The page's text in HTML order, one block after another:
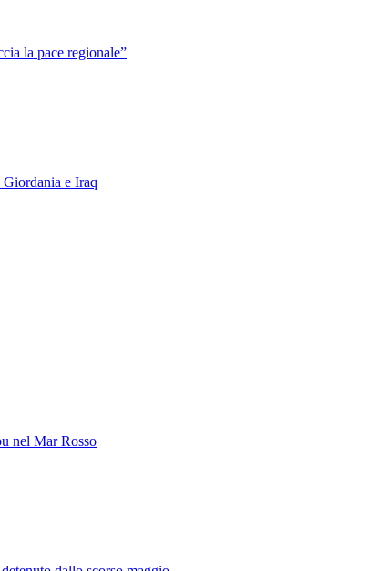
la pace regionale”
e Iraq
nel Mar Rosso